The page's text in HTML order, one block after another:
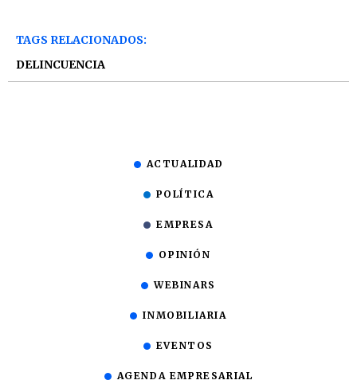
TAGS RELACIONADOS:
DELINCUENCIA
ACTUALIDAD
POLÍTICA
EMPRESA
OPINIÓN
WEBINARS
INMOBILIARIA
EVENTOS
AGENDA EMPRESARIAL